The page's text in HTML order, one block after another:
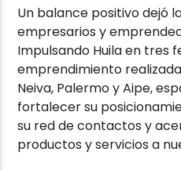
Un balance positivo dejó
empresarios y
Impulsando Huila en tres
emprendimiento
Neiva, Palermo y Aipe,
fortalecer su
su red de contactos y
productos y servicios a